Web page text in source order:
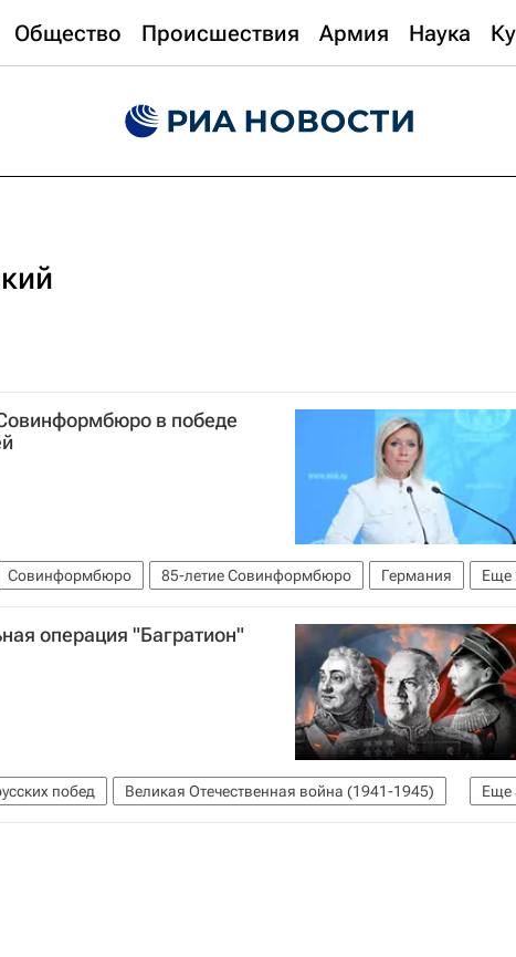
Общество Происшествия Армия Наука
в победе
Еще
Совинформбюро 85-летие Совинформбюро
Германия
Великая Отечественная война (1941-1945)
операция "Багратион"
Еще
побед
Великая Отечественная война (1941-1945)
Жуков история